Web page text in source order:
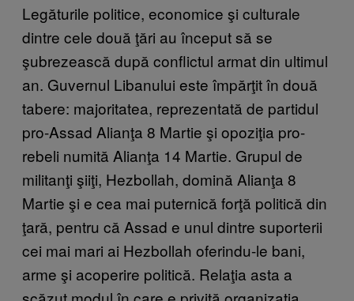
Legăturile politice, economice şi culturale
dintre cele două ţări au început să se
şubrezească după conflictul armat din ultimul
an. Guvernul Libanului este împărţit în două
tabere: majoritatea, reprezentată de partidul
pro-Assad Alianţa 8 Martie şi opoziţia pro-
rebeli numită Alianţa 14 Martie. Grupul de
militanţi şiiţi, Hezbollah, domină Alianţa 8
Martie şi e cea mai puternică forţă politică din
ţară, pentru că Assad e unul dintre suporterii
cei mai mari ai Hezbollah oferindu-le bani,
arme şi acoperire politică. Relaţia asta a